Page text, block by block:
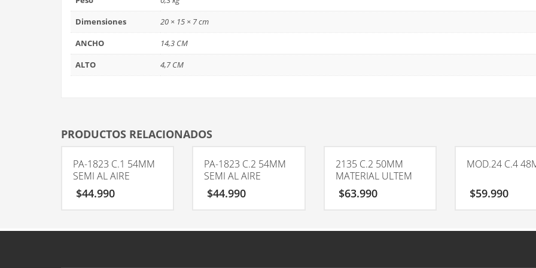
Dimensiones
20 × 15 × 7 cm
ANCHO
14,3 CM
ALTO
4,7 CM
PRODUCTOS RELACIONADOS
PA-1823 C.1 54MM
SEMI AL AIRE
$44.990
PA-1823 C.2 54MM
SEMI AL AIRE
$44.990
2135 C.2 50MM
MATERIAL ULTEM
$63.990
MOD.24 C.4
$59.990